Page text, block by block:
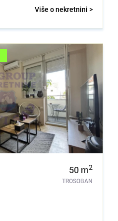
Više o nekretnini >
50 m2
TROSOBAN